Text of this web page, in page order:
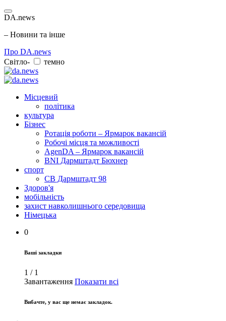
DA.news
– Новини та інше
Про DA.news
Світло-
темно
Місцевий
політика
культура
Бізнес
Ротація роботи – Ярмарок вакансій
Робочі місця та можливості
AgenDA – Ярмарок вакансій
BNI Дармштадт Бюхнер
спорт
СВ Дармштадт 98
Здоров'я
мобільність
захист навколишнього середовища
Німецька
0
Ваші закладки
1 / 1
Завантаження Показати всі
Вибачте, у вас ще немає закладок.